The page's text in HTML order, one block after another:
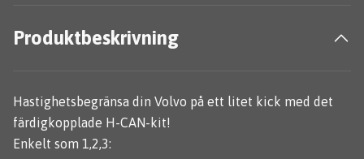
Produktbeskrivning
Hastighetsbegränsa din Volvo på ett litet kick med det
färdigkopplade H-CAN-kit!
Enkelt som 1,2,3: